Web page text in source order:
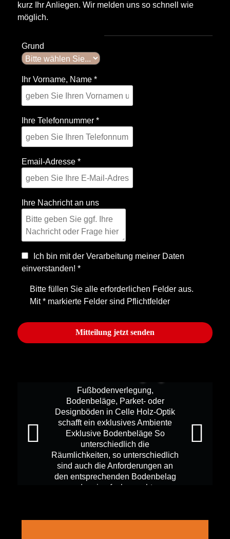
kurz Ihr Anliegen. Wir melden uns so schnell wie
möglich.
Grund
Ihr Vorname, Name *
Ihre Telefonnummer *
Email-Adresse *
Ihre Nachricht an uns
Ich bin mit der Verarbeitung meiner Daten
einverstanden! *
Bitte füllen Sie alle erforderlichen Felder aus.
Mit * markierte Felder sind Pflichtfelder
Mitteilung jetzt senden
Fußbodenverlegung,
Bodenbeläge, Parket- oder
Designböden in Celle Holz-Optik
schafft ein exklusives Ambiente
Exklusive Bodenbeläge So
unterschiedlich die
Räumlichkeiten, so unterschiedlich
sind auch die Anforderungen an
den entsprechenden Bodenbelag
oder eine fachgerechte